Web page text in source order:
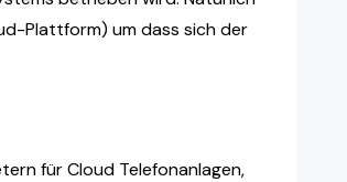
Plattform) um dass sich der
für Cloud Telefonanlagen,